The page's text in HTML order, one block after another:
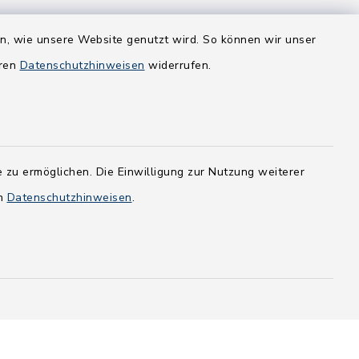
wie unsere Website genutzt wird. So können wir unser
Datenschutzhinweisen widerrufen.
ermöglichen. Die Einwilligung zur Nutzung weiterer
Datenschutzhinweisen.